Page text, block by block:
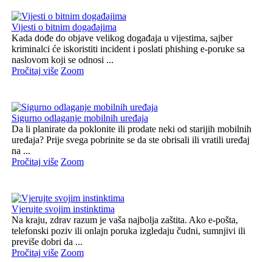
Vijesti o bitnim događajima
Kada dođe do objave velikog događaja u vijestima, sajber
kriminalci će iskoristiti incident i poslati phishing e-poruke sa
naslovom koji se odnosi ...
Pročitaj više Zoom
Sigurno odlaganje mobilnih uređaja
Da li planirate da poklonite ili prodate neki od starijih mobilnih
uređaja? Prije svega pobrinite se da ste obrisali ili vratili uređaj
na ...
Pročitaj više Zoom
Vjerujte svojim instinktima
Na kraju, zdrav razum je vaša najbolja zaštita. Ako e-pošta,
telefonski poziv ili onlajn poruka izgledaju čudni, sumnjivi ili
previše dobri da ...
Pročitaj više Zoom